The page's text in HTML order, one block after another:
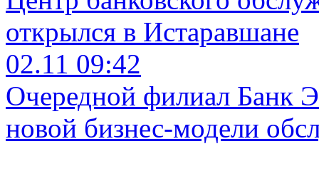
открылся в Истаравшане
02.11 09:42
Очередной филиал Банк
новой бизнес-модели